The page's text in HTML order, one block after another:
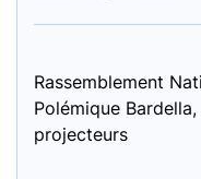
Rassemblement
Polémique
projecteurs